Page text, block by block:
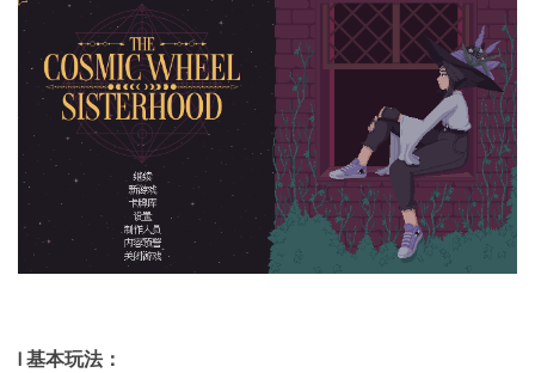
l 基本玩法：